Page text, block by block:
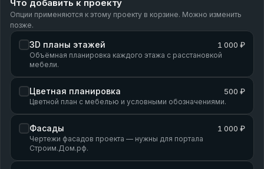
Что добавить к проекту
Опции применяются к этому проекту в корзине. Можно изменить
позже.
3D планы этажей 1 000 ₽
Объёмная планировка каждого этажа с расстановкой
мебели.
Цветная планировка 500 ₽
Цветной план с мебелью и условными обозначениями.
Фасады 1 000 ₽
Чертежи фасадов проекта — нужны для портала
Строим.Дом.рф.